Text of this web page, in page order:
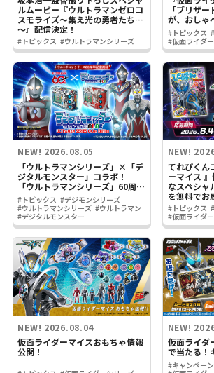
ルムービー『ウルトラマンゼロコ
スモライズ～集え光の勇者たち
～』配信決定！
#トピックス #ウルトラマンシリーズ
「ブリザ
が、おしゃ
に登場！
#トピックス
#仮面ライダ
NEW! 2026.08.05
「ウルトラマンシリーズ」×「デ
ジタルモンスター」コラボ！
「ウルトラマンシリーズ」60周年
を記念した特別デザインの『デジ
タルモンスターCOLOR』がプレ
ミアムバンダイに登場！
#トピックス #デジモンシリーズ
#ウルトラマンシリーズ #ウルトラマン
#デジタルモンスター
NEW!
てれびくん
ーマイス
なスペシャ
を無料でお
#トピックス
#仮面ライダ
NEW! 2026.08.04
仮面ライダーマイスおもちゃ情報
公開！
NEW!
仮面ライ
で当たる！
#キャンペーン